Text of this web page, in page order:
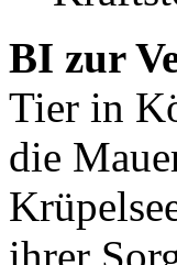
BI zur
Tier in
die
ihrer